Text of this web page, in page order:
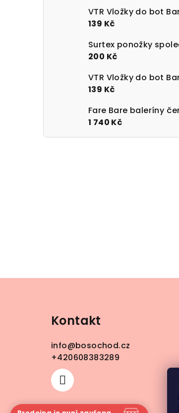
139 Kč
200 Kč
139 Kč
1 740 Kč
Kontakt
info@bosochod.cz
+420608383289